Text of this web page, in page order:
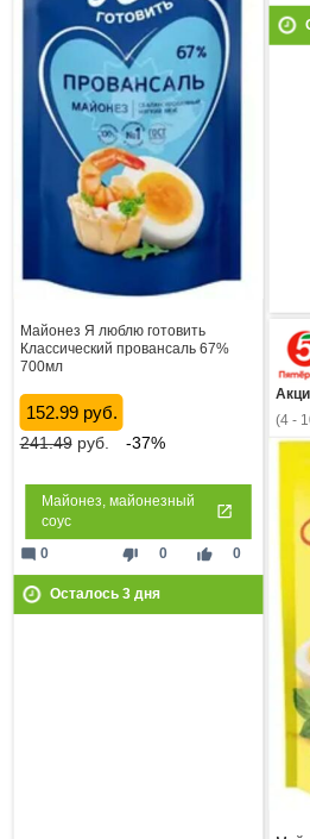
Майонез Я люблю готовить
Классический провансаль 67%
700мл
152.99 руб.
241.49руб. -37%
Майонез, майонезный
соус
thumb_down 0 thumb_up 0
mode_comment 0
Осталось 3дня
(4 -